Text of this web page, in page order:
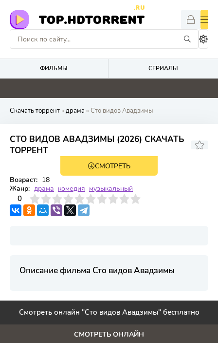
TOP.HDTORRENT
.RU
ФИЛЬМЫ СЕРИАЛЫ
0 4.8 0 2.2
Скачать торрент» драма » Сто видов Авадзимы
СТО ВИДОВ АВАДЗИМЫ (2026) СКАЧАТЬ
ТОРРЕНТ
WEBRip, WEB-DL
1 сезон 7 серияСМОТРЕТЬ
Возраст: 18
Жанр: драма комедия музыкальный
0
4 6 7 8 9 10
Описание фильма Сто видов Авадзимы
Смотреть онлайн "Сто видов Авадзимы" бесплатно
СМОТРЕТЬ ОНЛАЙН